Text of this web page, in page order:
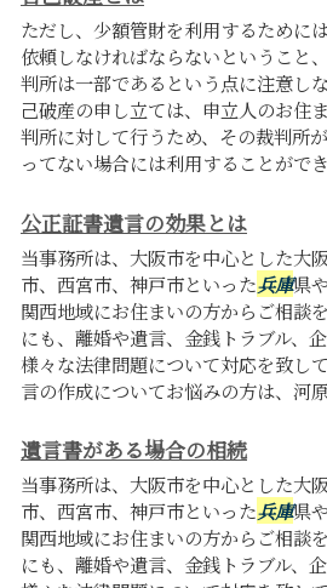
ただし、少額管財を利用するためには
依頼しなければならないということ
判所は一部であるという点に注意し
己破産の申し立ては、申立人のお住
判所に対して行うため、その裁判所
ってない場合には利用することができ
公正証書遺言の効果とは
当事務所は、大阪市を中心とした大
市、西宮市、神戸市といった兵庫県
関西地域にお住まいの方からご相談
にも、離婚や遺言、金銭トラブル、
様々な法律問題について対応を致し
言の作成についてお悩みの方は、河
遺言書がある場合の相続
当事務所は、大阪市を中心とした大
市、西宮市、神戸市といった兵庫県
関西地域にお住まいの方からご相談
にも、離婚や遺言、金銭トラブル、